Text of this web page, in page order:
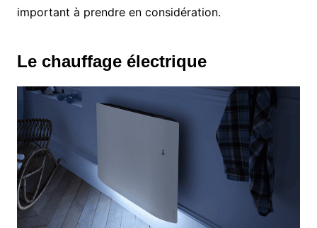
important à prendre en considération.
Le chauffage électrique